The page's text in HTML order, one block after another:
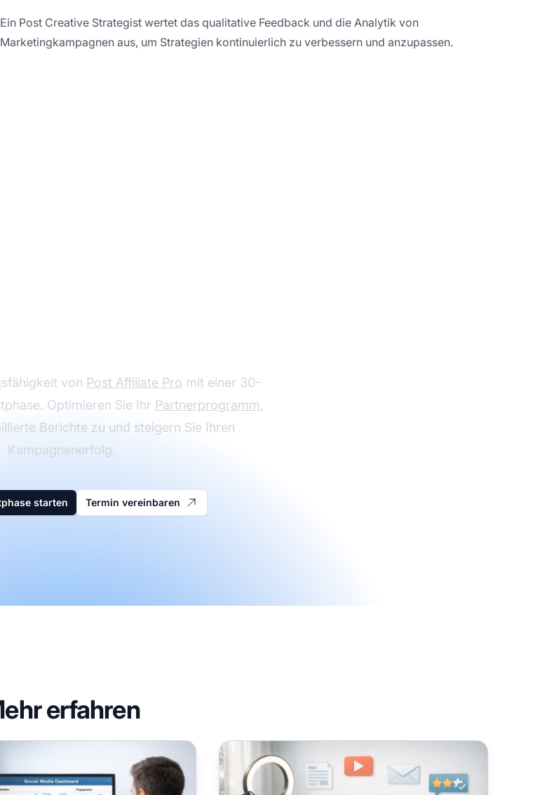
Ein Post Creative Strategist wertet das qualitative Feedback und die Analytik von
Marketingkampagnen aus, um Strategien kontinuierlich zu verbessern und anzupassen.
von Post Affiliate Pro mit einer 30-
Optimieren Sie Ihr Partnerprogramm,
Berichte zu und steigern Sie Ihren
Kampagnenerfolg.
starten Termin vereinbaren
erfahren
Media-Strategie: Leitfaden für Wie Sie effektive Inhalte für Affiliate-Marketing erstellen